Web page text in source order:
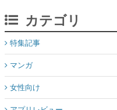
カテゴリ
特集記事
マンガ
女性向け